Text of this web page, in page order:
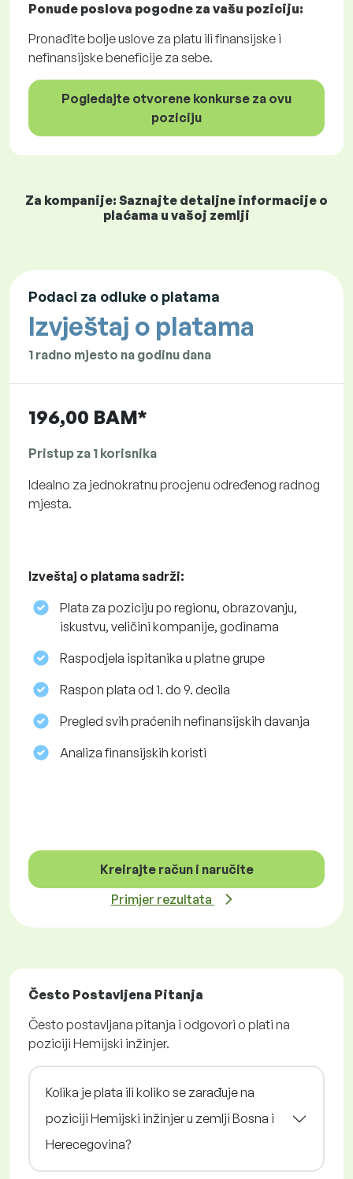
Ponude poslova pogodne za vašu poziciju:
Pronađite bolje uslove za platu ili finansijske i
nefinansijske beneficije za sebe.
Pogledajte otvorene konkurse za ovu
poziciju
Za kompanije: Saznajte detaljne informacije o
plaćama u vašoj zemlji
Podaci za odluke o platama
Izvještaj o platama
1 radno mjesto na godinu dana
196,00 BAM*
Pristup za 1 korisnika
Idealno za jednokratnu procjenu određenog radnog
mjesta.
Izveštaj o platama sadrži:
Plata za poziciju po regionu, obrazovanju,
iskustvu, veličini kompanije, godinama
Raspodjela ispitanika u platne grupe
Raspon plata od 1. do 9. decila
Pregled svih praćenih nefinansijskih davanja
Analiza finansijskih koristi
Kreirajte račun i naručite
Primjer rezultata
Često Postavljena Pitanja
Često postavljana pitanja i odgovori o plati na
poziciji Hemijski inžinjer.
Kolika je plata ili koliko se zarađuje na
poziciji Hemijski inžinjer u zemlji Bosna i
Herecegovina?